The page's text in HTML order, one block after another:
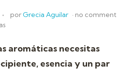
porGrecia Aguilar · no comment
aromáticas necesitas
esencia y un par